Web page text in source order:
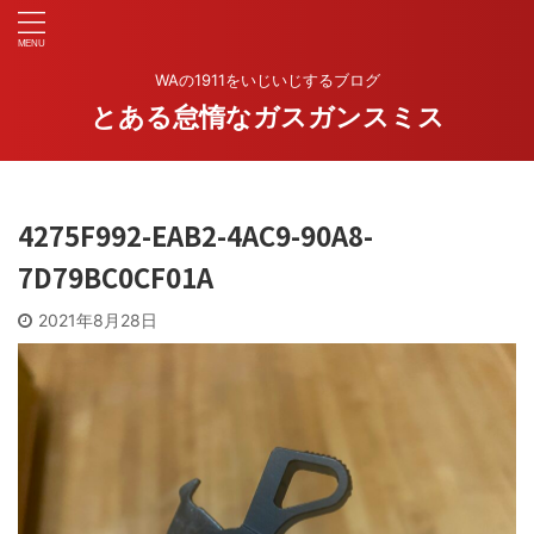
WAの1911をいじいじするブログ
とある怠惰なガスガンスミス
4275F992-EAB2-4AC9-90A8-
7D79BC0CF01A
2021年8月28日